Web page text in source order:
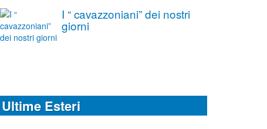
I “ cavazzoniani” dei nostri
giorni
Ultime Esteri